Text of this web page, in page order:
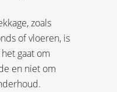
zoals
of vloeren, is
gaat om
en niet om